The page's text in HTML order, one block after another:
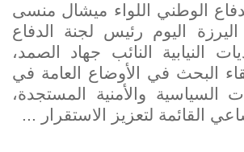
الوطني اللواء ميشال منسى
اليوم رئيس لجنة الدفاع
النيابية النائب جهاد الصمد،
البحث في الأوضاع العامة في
السياسية والأمنية المستجدة،
القائمة لتعزيز الاستقرار ...